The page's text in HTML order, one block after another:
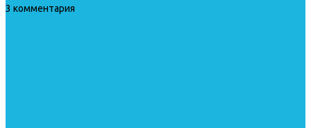
3 комментария